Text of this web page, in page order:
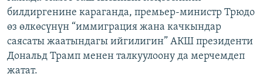
билдиргенине караганда, премьер-министр Трюдо
өз өлкөсүнүн “иммиграция жана качкындар
саясаты жаатындагы ийгилигин” АКШ президенти
Дональд Трамп менен талкуулоону да мерчемдеп
жатат.